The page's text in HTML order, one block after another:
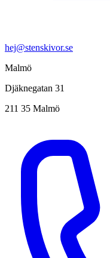
hej@stenskivor.se
Malmö
Djäknegatan 31
211 35 Malmö